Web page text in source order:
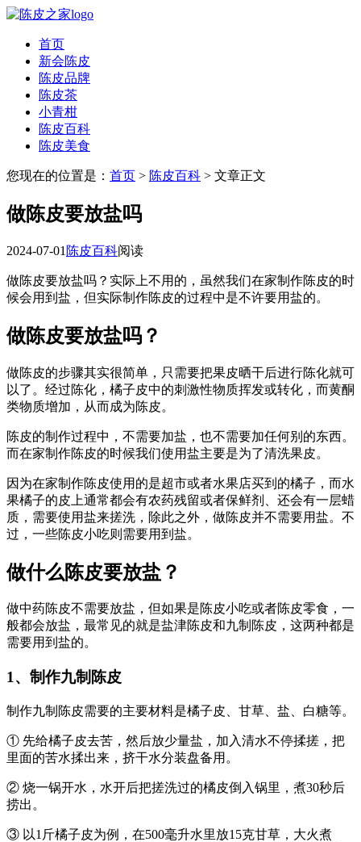
首页
新会陈皮
陈皮品牌
陈皮茶
小青柑
陈皮百科
陈皮美食
您现在的位置是： 首页 > 陈皮百科 > 文章正文
做陈皮要放盐吗
2024-07-01 陈皮百科阅读
做陈皮要放盐吗？实际上不用的，虽然我们在家制作陈皮的时
候会用到盐，但实际制作陈皮的过程中是不许要用盐的。
做陈皮要放盐吗？
做陈皮的步骤其实很简单，只需要把果皮晒干后进行陈化就可
以了。经过陈化，橘子皮中的刺激性物质挥发或转化，而黄酮
类物质增加，从而成为陈皮。
陈皮的制作过程中，不需要加盐，也不需要加任何别的东西。
而在家制作陈皮的时候我们使用盐主要是为了清洗果皮。
因为在家制作陈皮使用的是超市或者水果店买到的橘子，而水
果橘子的皮上通常都会有农药残留或者保鲜剂、还会有一层蜡
质，需要使用盐来搓洗，除此之外，做陈皮并不需要用盐。不
过，一些陈皮小吃则需要用到盐。
做什么陈皮要放盐？
做中药陈皮不需要放盐，但如果是陈皮小吃或者陈皮零食，一
般都会放盐，最常见的就是盐津陈皮和九制陈皮，这两种都是
需要用到盐的。
1、制作九制陈皮
制作九制陈皮需要的主要材料是橘子皮、甘草、盐、白糖等。
① 先给橘子皮去苦，然后放少量盐，加入清水不停揉搓，把
里面的苦水揉出来，挤干水分装盘备用。
② 烧一锅开水，水开后把搓洗过的橘皮倒入锅里，煮30秒后
捞出。
③ 以1斤橘子皮为例，在500毫升水里放15克甘草，大火煮